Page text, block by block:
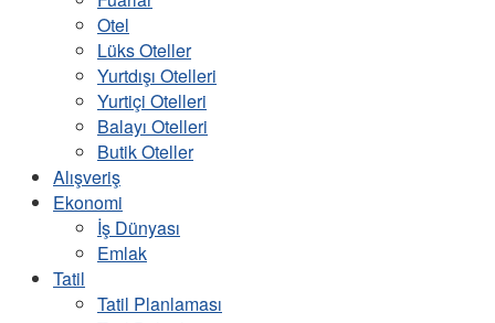
Otel
Lüks Oteller
Yurtdışı Otelleri
Yurtiçi Otelleri
Balayı Otelleri
Butik Oteller
Alışveriş
Ekonomi
İş Dünyası
Emlak
Tatil
Tatil Planlaması